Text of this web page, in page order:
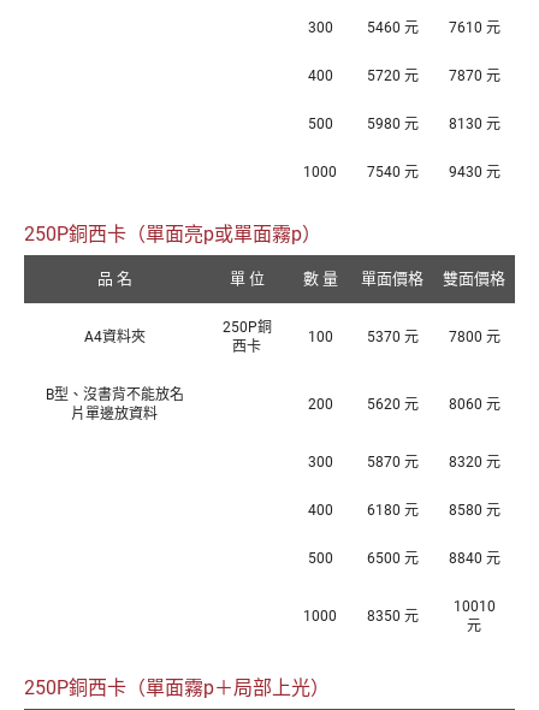
300 5460 元 7610 元
400 5720 元 7870 元
500 5980 元 8130 元
1000 7540 元 9430 元
250P銅西卡（單面亮p或單面霧p）
品 名 單 位 數 量 單面價格 雙面價格
A4資料夾
250P銅
西卡
100 5370 元 7800 元
B型、沒書背不能放名
片單邊放資料
200 5620 元 8060 元
300 5870 元 8320 元
400 6180 元 8580 元
500 6500 元 8840 元
1000 8350 元
10010
元
250P銅西卡（單面霧p＋局部上光）